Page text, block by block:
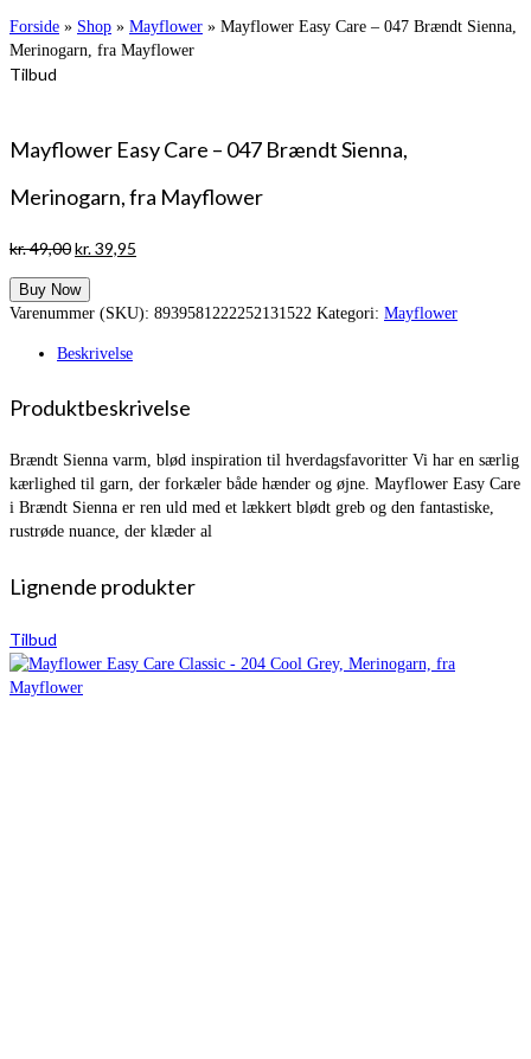
Forside » Shop » Mayflower » Mayflower Easy Care – 047 Brændt Sienna,
Merinogarn, fra Mayflower
Tilbud
Mayflower Easy Care – 047 Brændt Sienna,
Merinogarn, fra Mayflower
kr.49,00Den
pris
var:
kr.39,95
er:
Buy Now
Varenummer (SKU): 8939581222252131522 Kategori: Mayflower
Beskrivelse
Produktbeskrivelse
Brændt Sienna varm, blød inspiration til hverdagsfavoritter Vi har en særlig
kærlighed til garn, der forkæler både hænder og øjne. Mayflower Easy Care
i Brændt Sienna er ren uld med et lækkert blødt greb og den fantastiske,
rustrøde nuance, der klæder al
Lignende produkter
Tilbud